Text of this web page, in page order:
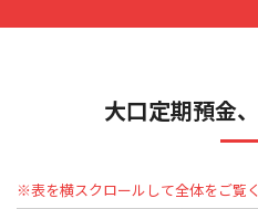
大口定期預金